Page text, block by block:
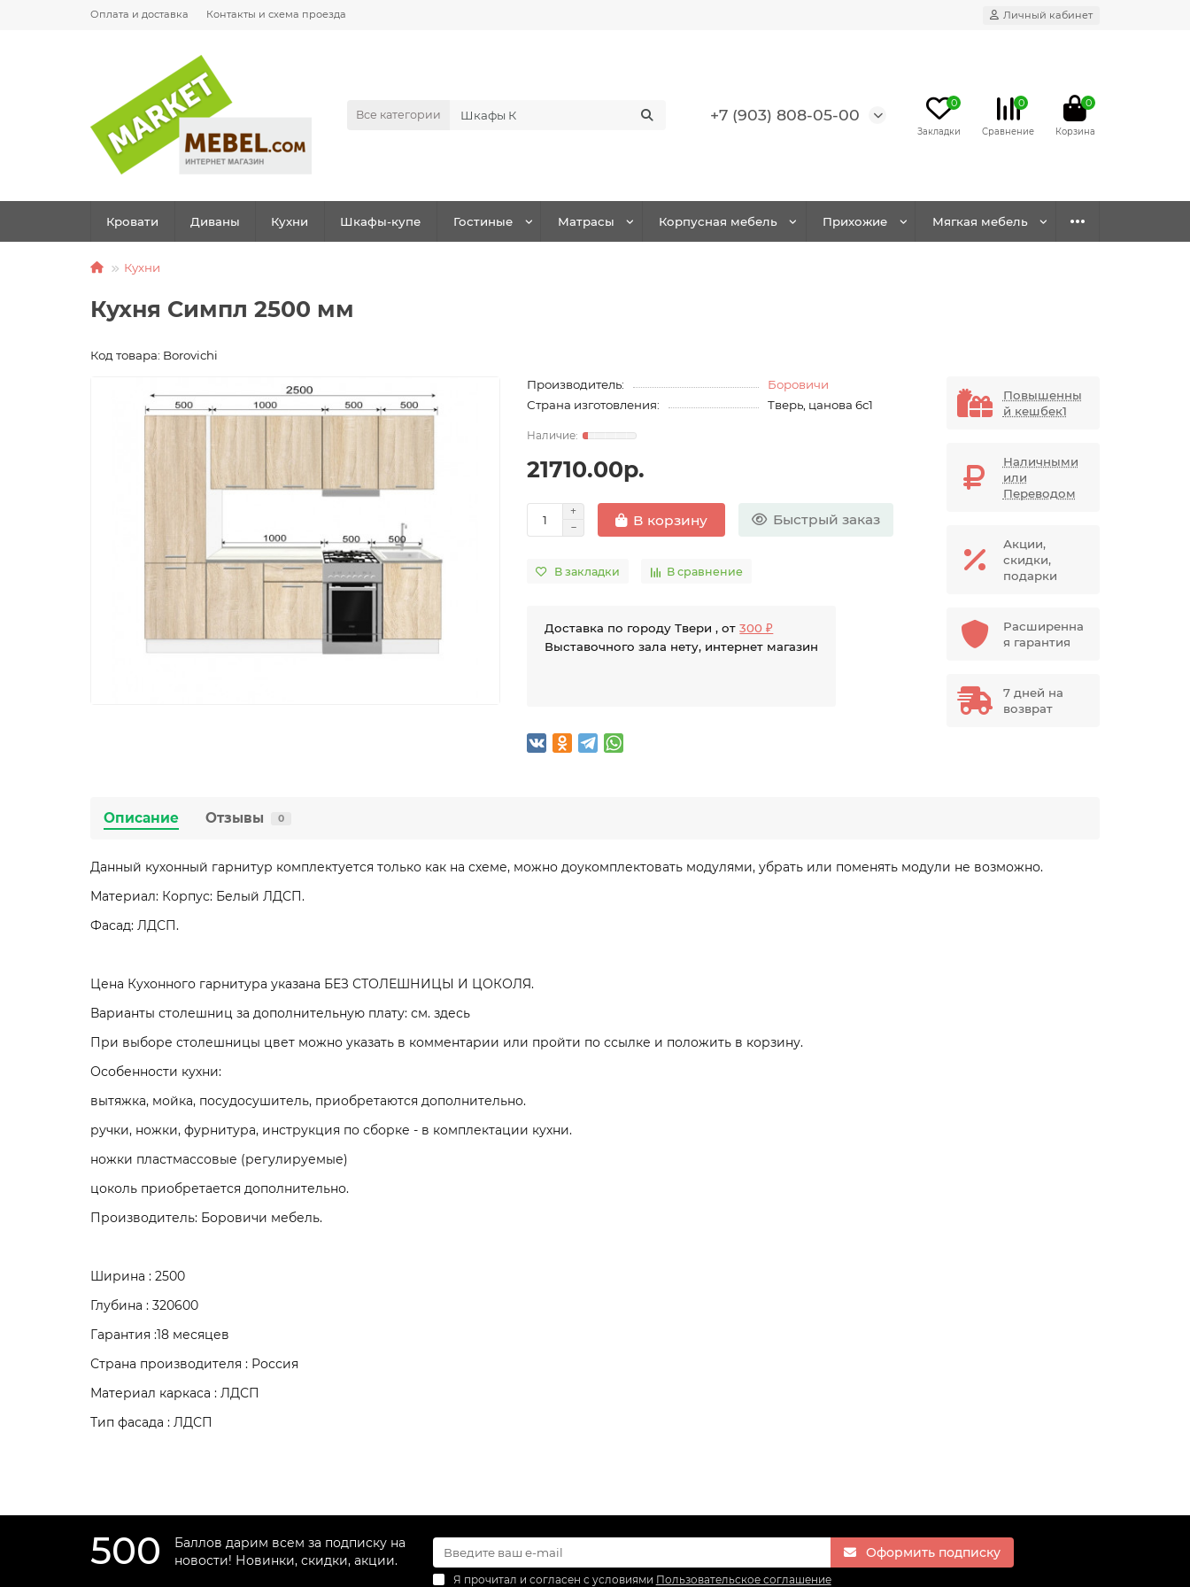
Оплата и доставка Контакты и схема проезда Личный кабинет
Все категории +7 (903) 808-05-00
0 0 0
Кровати Диваны Кухни Шкафы-купе Гостиные Матрасы Корпусная мебель Прихожие Мягкая мебель
Кухни
Кухня Симпл 2500 мм
Код товара: Borovichi
Производитель:
Боровичи
Страна изготовления:
Тверь, цанова 6с1
21710.00р.
В корзину Быстрый заказ
В закладки В сравнение
Доставка по городу Твери , от300 ₽
Выставочного зала нету, интернет магазин
Повышенны
й кешбек1
Наличными
или
Переводом
Акции,
скидки,
подарки
Расширенна
я гарантия
7 дней на
возврат
Описание Отзывы 0
Данный кухонный гарнитур комплектуется только как на схеме, можно доукомплектовать модулями, убрать или поменять модули не возможно.
Материал: Корпус: Белый ЛДСП.
Фасад: ЛДСП.
Цена Кухонного гарнитура указана БЕЗ СТОЛЕШНИЦЫ И ЦОКОЛЯ.
Варианты столешниц за дополнительную плату: см. здесь
При выборе столешницы цвет можно указать в комментарии или пройти по ссылке и положить в корзину.
Особенности кухни:
вытяжка, мойка, посудосушитель, приобретаются дополнительно.
ручки, ножки, фурнитура, инструкция по сборке - в комплектации кухни.
ножки пластмассовые (регулируемые)
цоколь приобретается дополнительно.
Производитель: Боровичи мебель.
Ширина : 2500
Глубина : 320600
Гарантия :18 месяцев
Страна производителя : Россия
Материал каркаса : ЛДСП
Тип фасада : ЛДСП
500
Баллов дарим всем за подписку на
новости! Новинки, скидки, акции.
Оформить подписку
Я прочитал и согласен с условиями Пользовательское соглашение